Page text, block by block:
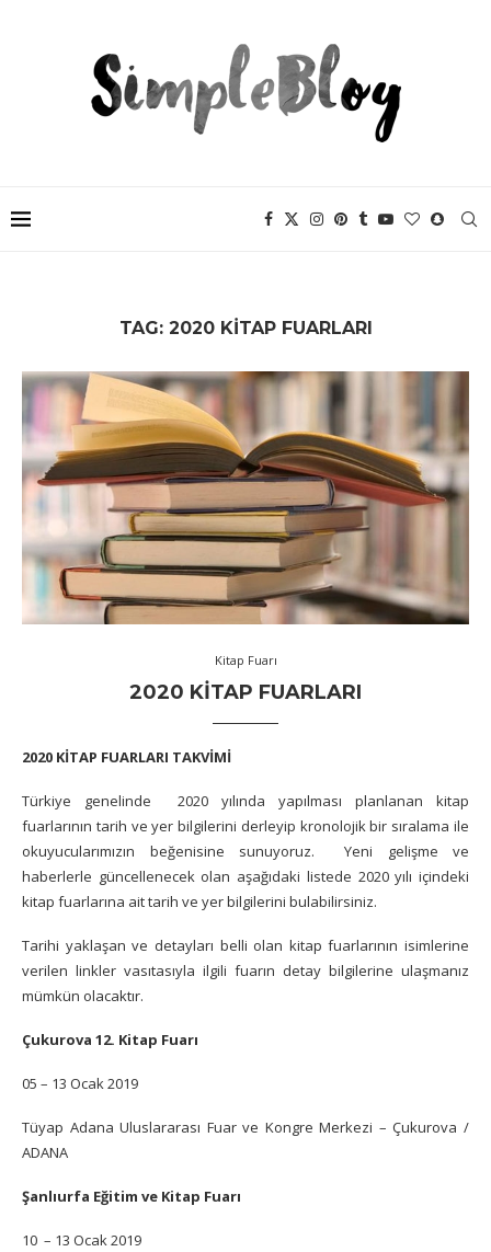
TAG: 2020 KITAP FUARLARI
Kitap Fuarı
2020 KITAP FUARLARI
2020 KİTAP FUARLARI TAKVİMİ
Türkiye genelinde 2020 yılında yapılması planlanan kitap
fuarlarının tarih ve yer bilgilerini derleyip kronolojik bir sıralama ile
okuyucularımızın beğenisine sunuyoruz. Yeni gelişme ve
haberlerle güncellenecek olan aşağıdaki listede 2020 yılı içindeki
kitap fuarlarına ait tarih ve yer bilgilerini bulabilirsiniz.
Tarihi yaklaşan ve detayları belli olan kitap fuarlarının isimlerine
verilen linkler vasıtasıyla ilgili fuarın detay bilgilerine ulaşmanız
mümkün olacaktır.
Çukurova 12. Kitap Fuarı
05 – 13 Ocak 2019
Tüyap Adana Uluslararası Fuar ve Kongre Merkezi – Çukurova /
ADANA
Şanlıurfa Eğitim ve Kitap Fuarı
10 – 13 Ocak 2019